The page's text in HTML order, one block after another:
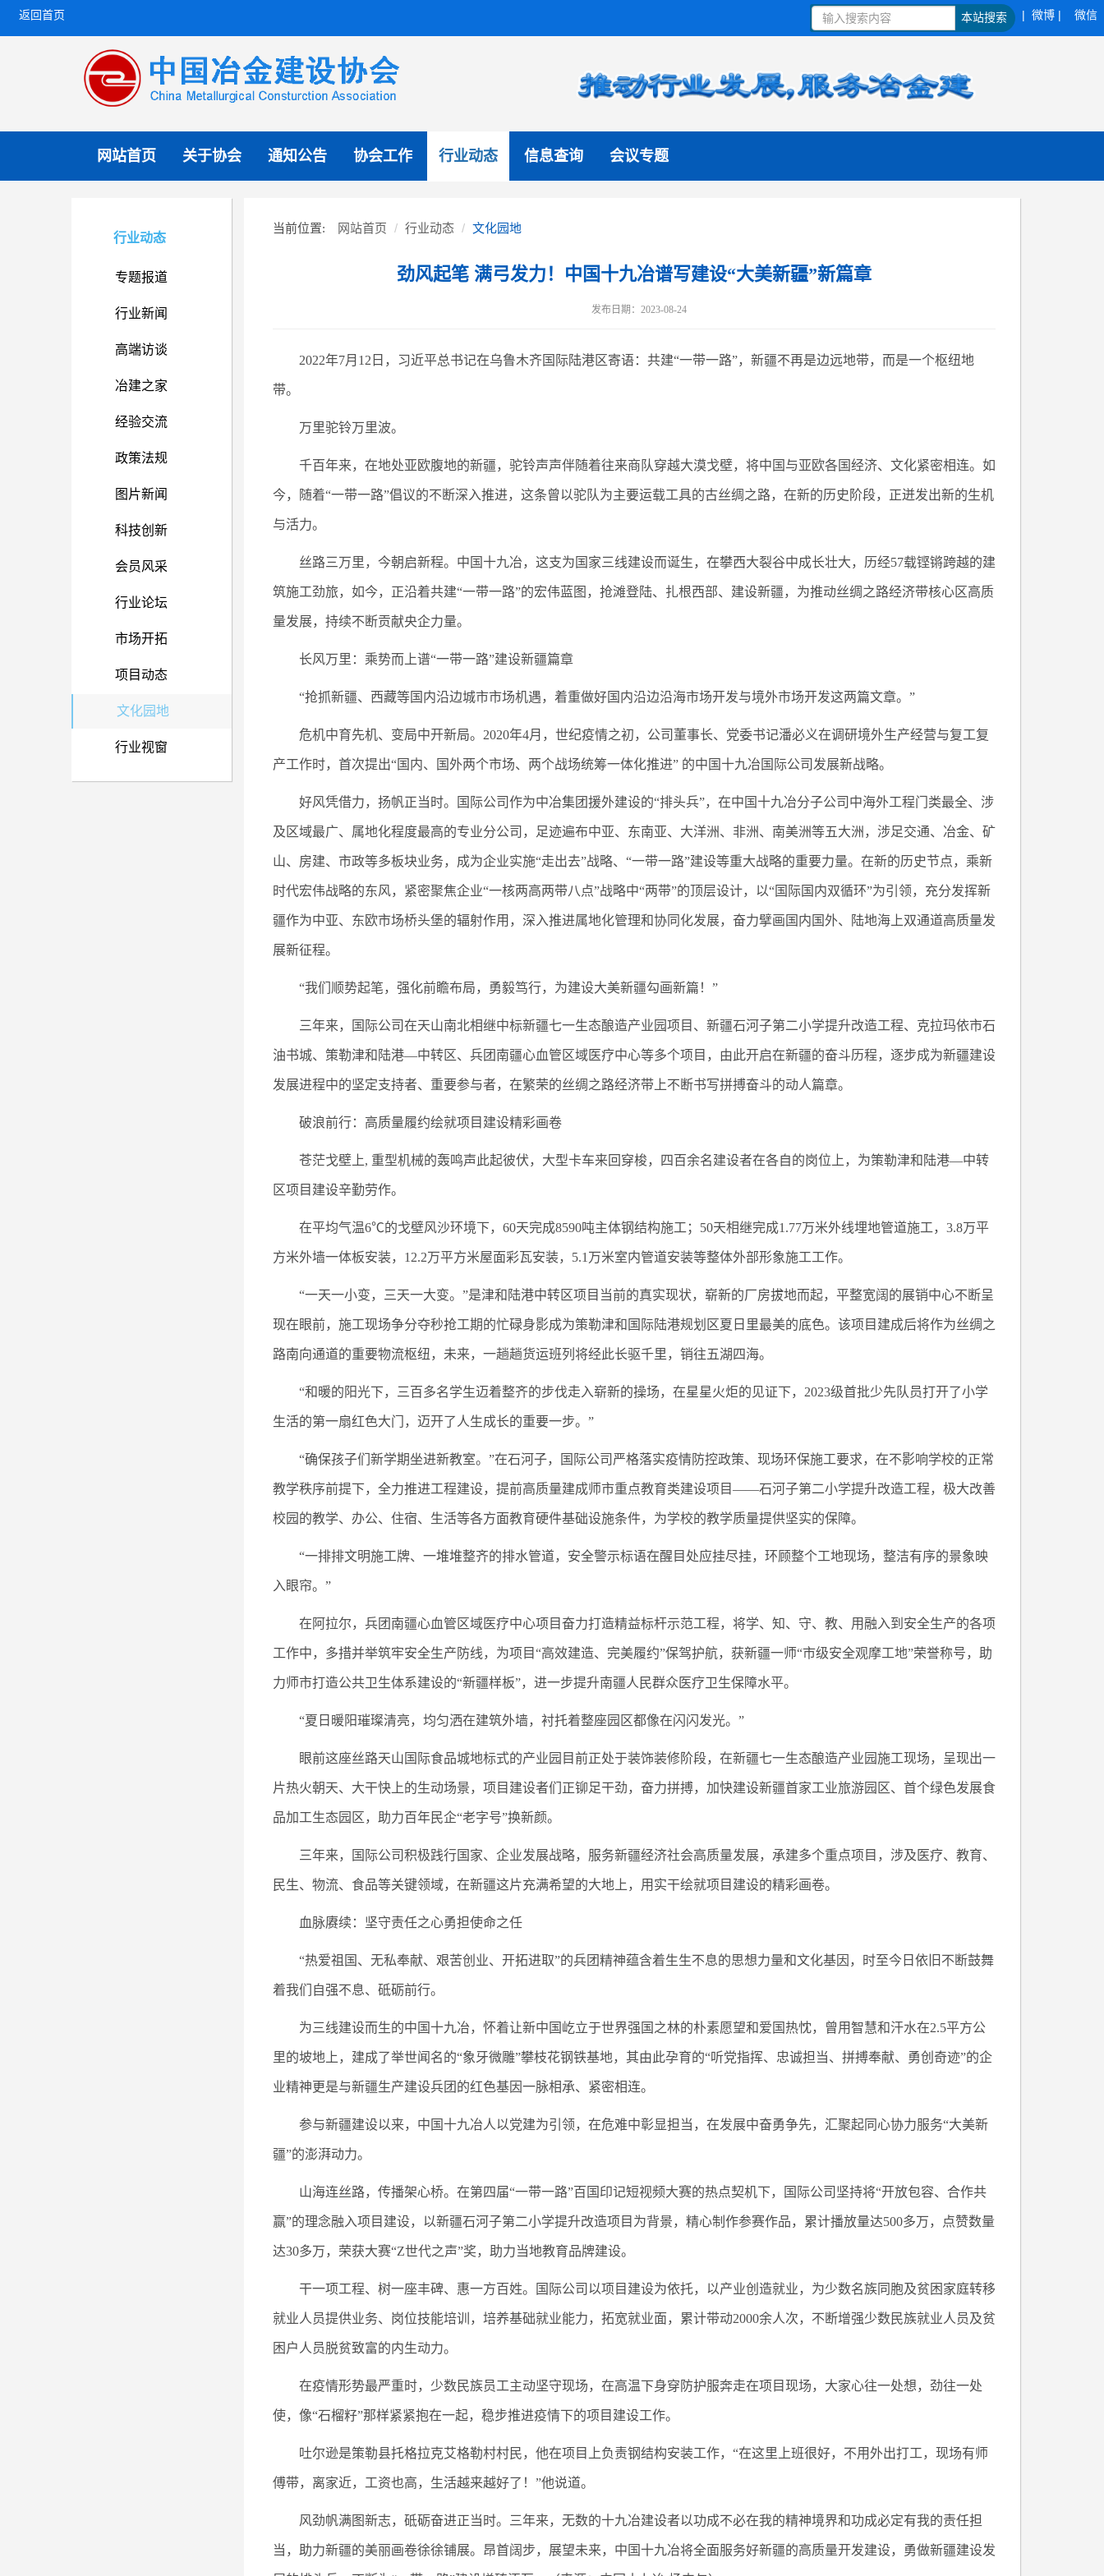
返回首页 本站搜索 | 微博 | 微信
网站首页 关于协会 通知公告 协会工作 行业动态 信息查询 会议专题
行业动态
专题报道
行业新闻
高端访谈
冶建之家
经验交流
政策法规
图片新闻
科技创新
会员风采
行业论坛
市场开拓
项目动态
文化园地
行业视窗
当前位置: 网站首页 行业动态 文化园地
劲风起笔 满弓发力！中国十九冶谱写建设“大美新疆”新篇章
发布日期：2023-08-24
2022年7月12日，习近平总书记在乌鲁木齐国际陆港区寄语：共建“一带一路”，新疆不再是边远地带，而是一个枢纽地
带。
万里驼铃万里波。
千百年来，在地处亚欧腹地的新疆，驼铃声声伴随着往来商队穿越大漠戈壁，将中国与亚欧各国经济、文化紧密相连。如
今，随着“一带一路”倡议的不断深入推进，这条曾以驼队为主要运载工具的古丝绸之路，在新的历史阶段，正迸发出新的生机
与活力。
丝路三万里，今朝启新程。中国十九冶，这支为国家三线建设而诞生，在攀西大裂谷中成长壮大，历经57载铿锵跨越的建
筑施工劲旅，如今，正沿着共建“一带一路”的宏伟蓝图，抢滩登陆、扎根西部、建设新疆，为推动丝绸之路经济带核心区高质
量发展，持续不断贡献央企力量。
长风万里：乘势而上谱“一带一路”建设新疆篇章
“抢抓新疆、西藏等国内沿边城市市场机遇，着重做好国内沿边沿海市场开发与境外市场开发这两篇文章。”
危机中育先机、变局中开新局。2020年4月，世纪疫情之初，公司董事长、党委书记潘必义在调研境外生产经营与复工复
产工作时，首次提出“国内、国外两个市场、两个战场统筹一体化推进” 的中国十九冶国际公司发展新战略。
好风凭借力，扬帆正当时。国际公司作为中冶集团援外建设的“排头兵”，在中国十九冶分子公司中海外工程门类最全、涉
及区域最广、属地化程度最高的专业分公司，足迹遍布中亚、东南亚、大洋洲、非洲、南美洲等五大洲，涉足交通、冶金、矿
山、房建、市政等多板块业务，成为企业实施“走出去”战略、“一带一路”建设等重大战略的重要力量。在新的历史节点，乘新
时代宏伟战略的东风，紧密聚焦企业“一核两高两带八点”战略中“两带”的顶层设计，以“国际国内双循环”为引领，充分发挥新
疆作为中亚、东欧市场桥头堡的辐射作用，深入推进属地化管理和协同化发展，奋力擘画国内国外、陆地海上双通道高质量发
展新征程。
“我们顺势起笔，强化前瞻布局，勇毅笃行，为建设大美新疆勾画新篇！”
三年来，国际公司在天山南北相继中标新疆七一生态酿造产业园项目、新疆石河子第二小学提升改造工程、克拉玛依市石
油书城、策勒津和陆港—中转区、兵团南疆心血管区域医疗中心等多个项目，由此开启在新疆的奋斗历程，逐步成为新疆建设
发展进程中的坚定支持者、重要参与者，在繁荣的丝绸之路经济带上不断书写拼搏奋斗的动人篇章。
破浪前行：高质量履约绘就项目建设精彩画卷
苍茫戈壁上, 重型机械的轰鸣声此起彼伏，大型卡车来回穿梭，四百余名建设者在各自的岗位上，为策勒津和陆港—中转
区项目建设辛勤劳作。
在平均气温6℃的戈壁风沙环境下，60天完成8590吨主体钢结构施工；50天相继完成1.77万米外线埋地管道施工，3.8万平
方米外墙一体板安装，12.2万平方米屋面彩瓦安装，5.1万米室内管道安装等整体外部形象施工工作。
“一天一小变，三天一大变。”是津和陆港中转区项目当前的真实现状，崭新的厂房拔地而起，平整宽阔的展销中心不断呈
现在眼前，施工现场争分夺秒抢工期的忙碌身影成为策勒津和国际陆港规划区夏日里最美的底色。该项目建成后将作为丝绸之
路南向通道的重要物流枢纽，未来，一趟趟货运班列将经此长驱千里，销往五湖四海。
“和暖的阳光下，三百多名学生迈着整齐的步伐走入崭新的操场，在星星火炬的见证下，2023级首批少先队员打开了小学
生活的第一扇红色大门，迈开了人生成长的重要一步。”
“确保孩子们新学期坐进新教室。”在石河子，国际公司严格落实疫情防控政策、现场环保施工要求，在不影响学校的正常
教学秩序前提下，全力推进工程建设，提前高质量建成师市重点教育类建设项目——石河子第二小学提升改造工程，极大改善
校园的教学、办公、住宿、生活等各方面教育硬件基础设施条件，为学校的教学质量提供坚实的保障。
“一排排文明施工牌、一堆堆整齐的排水管道，安全警示标语在醒目处应挂尽挂，环顾整个工地现场，整洁有序的景象映
入眼帘。”
在阿拉尔，兵团南疆心血管区域医疗中心项目奋力打造精益标杆示范工程，将学、知、守、教、用融入到安全生产的各项
工作中，多措并举筑牢安全生产防线，为项目“高效建造、完美履约”保驾护航，获新疆一师“市级安全观摩工地”荣誉称号，助
力师市打造公共卫生体系建设的“新疆样板”，进一步提升南疆人民群众医疗卫生保障水平。
“夏日暖阳璀璨清亮，均匀洒在建筑外墙，衬托着整座园区都像在闪闪发光。”
眼前这座丝路天山国际食品城地标式的产业园目前正处于装饰装修阶段，在新疆七一生态酿造产业园施工现场，呈现出一
片热火朝天、大干快上的生动场景，项目建设者们正铆足干劲，奋力拼搏，加快建设新疆首家工业旅游园区、首个绿色发展食
品加工生态园区，助力百年民企“老字号”换新颜。
三年来，国际公司积极践行国家、企业发展战略，服务新疆经济社会高质量发展，承建多个重点项目，涉及医疗、教育、
民生、物流、食品等关键领域，在新疆这片充满希望的大地上，用实干绘就项目建设的精彩画卷。
血脉赓续：坚守责任之心勇担使命之任
“热爱祖国、无私奉献、艰苦创业、开拓进取”的兵团精神蕴含着生生不息的思想力量和文化基因，时至今日依旧不断鼓舞
着我们自强不息、砥砺前行。
为三线建设而生的中国十九冶，怀着让新中国屹立于世界强国之林的朴素愿望和爱国热忱，曾用智慧和汗水在2.5平方公
里的坡地上，建成了举世闻名的“象牙微雕”攀枝花钢铁基地，其由此孕育的“听党指挥、忠诚担当、拼搏奉献、勇创奇迹”的企
业精神更是与新疆生产建设兵团的红色基因一脉相承、紧密相连。
参与新疆建设以来，中国十九冶人以党建为引领，在危难中彰显担当，在发展中奋勇争先，汇聚起同心协力服务“大美新
疆”的澎湃动力。
山海连丝路，传播架心桥。在第四届“一带一路”百国印记短视频大赛的热点契机下，国际公司坚持将“开放包容、合作共
赢”的理念融入项目建设，以新疆石河子第二小学提升改造项目为背景，精心制作参赛作品，累计播放量达500多万，点赞数量
达30多万，荣获大赛“Z世代之声”奖，助力当地教育品牌建设。
干一项工程、树一座丰碑、惠一方百姓。国际公司以项目建设为依托，以产业创造就业，为少数名族同胞及贫困家庭转移
就业人员提供业务、岗位技能培训，培养基础就业能力，拓宽就业面，累计带动2000余人次，不断增强少数民族就业人员及贫
困户人员脱贫致富的内生动力。
在疫情形势最严重时，少数民族员工主动坚守现场，在高温下身穿防护服奔走在项目现场，大家心往一处想，劲往一处
使，像“石榴籽”那样紧紧抱在一起，稳步推进疫情下的项目建设工作。
吐尔逊是策勒县托格拉克艾格勒村村民，他在项目上负责钢结构安装工作，“在这里上班很好，不用外出打工，现场有师
傅带，离家近，工资也高，生活越来越好了！”他说道。
风劲帆满图新志，砥砺奋进正当时。三年来，无数的十九冶建设者以功成不必在我的精神境界和功成必定有我的责任担
当，助力新疆的美丽画卷徐徐铺展。昂首阔步，展望未来，中国十九冶将全面服务好新疆的高质量开发建设，勇做新疆建设发